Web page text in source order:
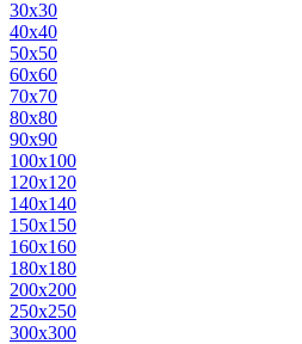
30х30
40х40
50х50
60х60
70х70
80х80
90х90
100х100
120х120
140х140
150х150
160х160
180х180
200х200
250х250
300х300